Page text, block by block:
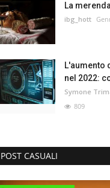
La
ibg_hott
L'aumento
nel 2022:
Symone
809
POST CASUALI